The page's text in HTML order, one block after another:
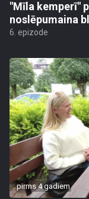
"Mīla kemperī"
noslēpumaina
6. epizode
pirms 4 gadiem